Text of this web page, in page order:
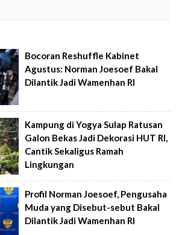
Bocoran Reshuffle Kabinet
Agustus: Norman Joesoef Bakal
Dilantik Jadi Wamenhan RI
Kampung di Yogya Sulap Ratusan
Galon Bekas Jadi Dekorasi HUT RI,
Cantik Sekaligus Ramah
Lingkungan
Profil Norman Joesoef, Pengusaha
Muda yang Disebut-sebut Bakal
Dilantik Jadi Wamenhan RI